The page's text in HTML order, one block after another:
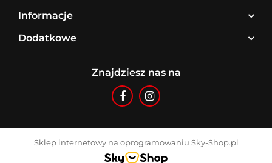
Informacje
Dodatkowe
Znajdziesz nas na
Sklep internetowy na oprogramowaniu Sky-Shop.pl